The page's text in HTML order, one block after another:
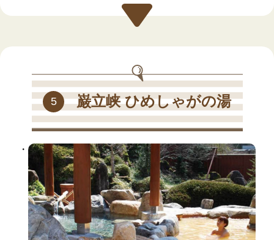
5 巌立峡 ひめしゃがの湯